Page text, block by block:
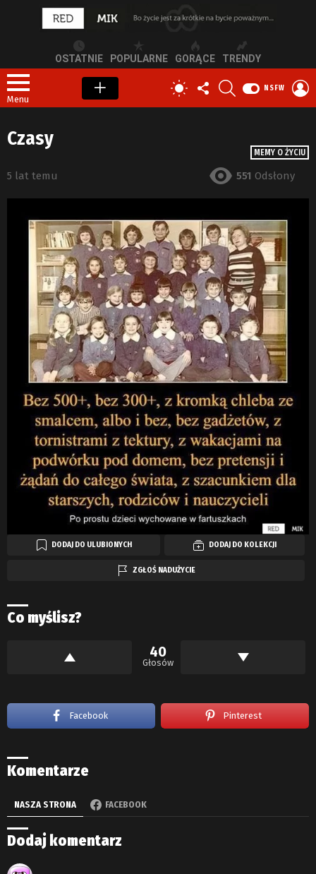
OSTATNIE POPULARNE GORĄCE TRENDY
Menu
PRZEŁĄCZ
SKÓRKĘ
OBSERWUJ
NAS
NSFW
MEMY O ŻYCIU
Czasy
5 lat temu 551 Odsłony
DODAJ DO ULUBIONYCH DODAJ DO KOLEKCJI
ZGŁOŚ NADUŻYCIE
Co myślisz?
40
Głosów
Facebook Pinterest
Komentarze
NASZA STRONA FACEBOOK
Dodaj komentarz